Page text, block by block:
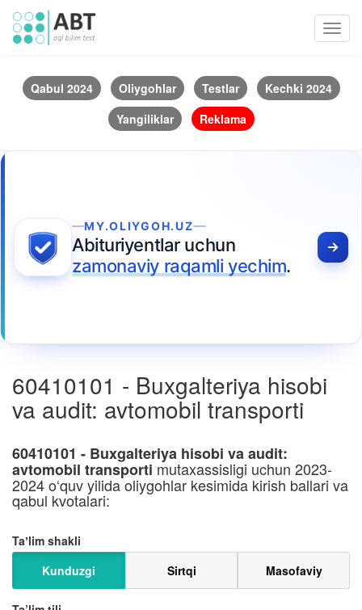
Qabul 2024 Oliygohlar Testlar
Kechki 2024
Yangiliklar
Reklama
MY.OLIYGOH.UZ
Abituriyentlar uchun
zamonaviy raqamli yechim.
60410101 - Buxgalteriya hisobi
va audit: avtomobil transporti
60410101 - Buxgalteriya hisobi va audit:
avtomobil transporti mutaxassisligi uchun 2023-
2024 o‘quv yilida oliygohlar kesimida kirish ballari va
qabul kvotalari:
Taʼlim shakli
Kunduzgi
Sirtqi Masofaviy